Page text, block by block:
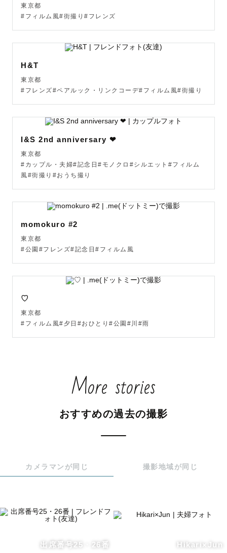
東京都
#フィルム風#街撮り#フレンズ
H&T
東京都
#フレンズ#ペアルック・リンクコーデ#フィルム風#街撮り
I&S 2nd anniversary ❤︎
東京都
#カップル・夫婦#記念日#モノクロ#シルエット#フィルム
風#街撮り#おうち撮り
momokuro #2
東京都
#公園#フレンズ#記念日#フィルム風
♡
東京都
#フィルム風#夕日#おひとり#公園#川#雨
More stories
おすすめの過去の撮影
カメラマンが同じ 撮影地域が同じ
出席番号25・26番 Hikari×Jun